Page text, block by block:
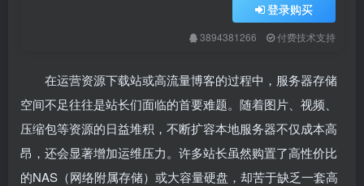
登录购买
3894381266 付费技术支持
在运营资源下载站或高流量博客的过程中，服务器存储
空间不足往往是站长们面临的首要难题。随着图片、视频、
压缩包等资源的日益堆积，不断扩容本地服务器不仅成本高
昂，还会显著增加运维压力。许多站长虽然购置了高性价比
的NAS（网络附属存储）或大容量硬盘，却苦于缺乏一套高